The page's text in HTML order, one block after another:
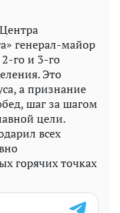
генерал-майор
го и 3-го
Это
а признание
шаг за шагом
цели.
всех
горячих точках